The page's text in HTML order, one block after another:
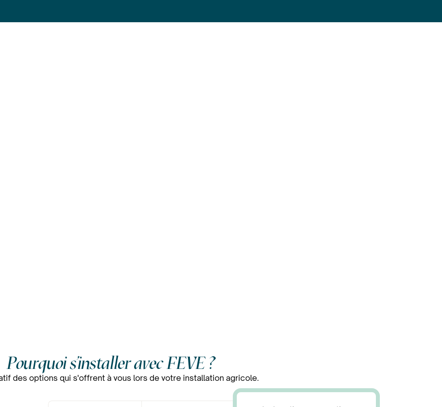
Pourquoi s'installer avec FEVE ?
des options qui s'offrent à vous lors de votre installation agricole.